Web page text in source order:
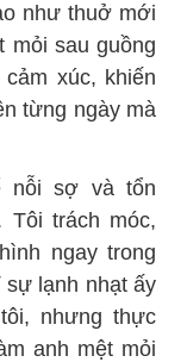
như thuở mới
mỏi sau guồng
xúc, khiến
từng ngày mà
nỗi sợ và tổn
Tôi trách móc,
ngay trong
sự lạnh nhạt ấy
nhưng thực
anh mệt mỏi